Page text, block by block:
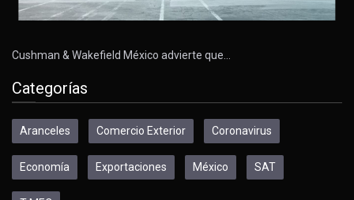
Cushman & Wakefield México advierte que…
Categorías
Aranceles Comercio Exterior Coronavirus
Economía Exportaciones México SAT